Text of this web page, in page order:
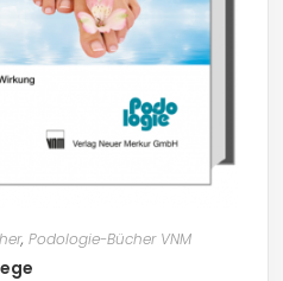
, Podologie-Bücher VNM